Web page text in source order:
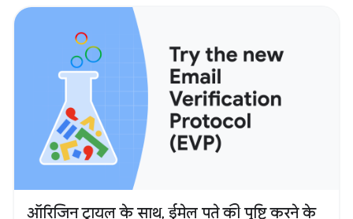
ऑरिजिन ट्रायल के साथ, ईमेल पते की पुष्टि करने के